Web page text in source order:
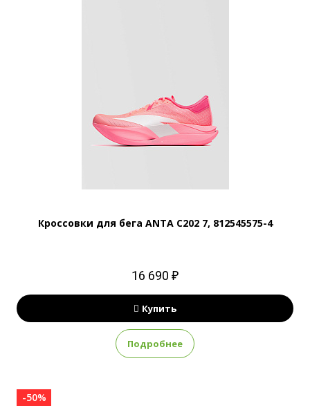
Кроссовки для бега ANTA C202 7, 812545575-4
16 690 ₽
Купить
Подробнее
-50%